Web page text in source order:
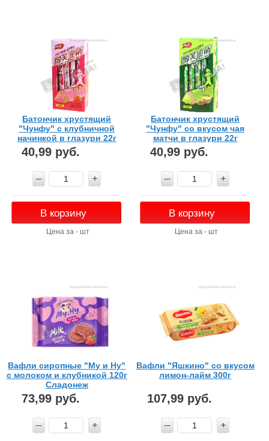
Батончик хрустящий
"Чунфу" с клубничной
начинкой в глазури 22г
40,99 руб.
В корзину
Цена за - шт
Батончик хрустящий
"Чунфу" со вкусом чая
матчи в глазури 22г
40,99 руб.
В корзину
Цена за - шт
Вафли сиропные "Му и Ну"
с молоком и клубникой 120г
Сладонеж
73,99 руб.
Вафли "Яшкино" со вкусом
лимон-лайм 300г
107,99 руб.